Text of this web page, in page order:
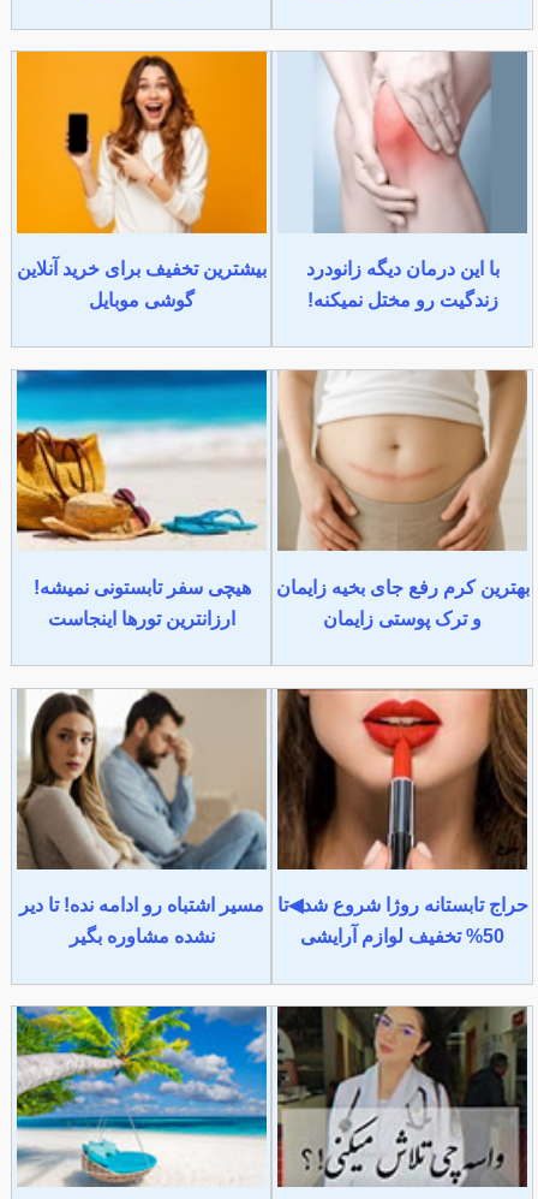
با این درمان دیگه زانودرد
زندگیت رو مختل نمیکنه!
بیشترین تخفیف برای خرید آنلاین
گوشی موبایل
بهترین کرم رفع جای بخیه زایمان
و ترک پوستی زایمان
هیچی سفر تابستونی نمیشه!
ارزانترین تورها اینجاست
حراج تابستانه روژا شروع شد◀تا
50% تخفیف لوازم آرایشی
مسیر اشتباه رو ادامه نده! تا دیر
نشده مشاوره بگیر